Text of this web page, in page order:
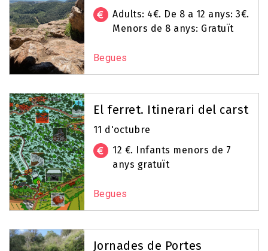
Adults: 4€. De 8 a 12 anys: 3€.
Menors de 8 anys: Gratuït
Begues
El ferret. Itinerari del carst
11 d'octubre
12 €. Infants menors de 7
anys gratuït
Begues
Jornades de Portes